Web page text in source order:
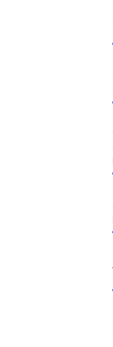
Leave a